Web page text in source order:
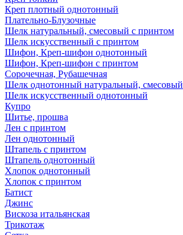
Креп плотный однотонный
Плательно-Блузочные
Шелк натуральный, смесовый с принтом
Шелк искусственный с принтом
Шифон, Креп-шифон однотонный
Шифон, Креп-шифон с принтом
Сорочечная, Рубашечная
Шелк однотонный натуральный, смесовый
Шелк искусственный однотонный
Купро
Шитье, прошва
Лен с принтом
Лен однотонный
Штапель с принтом
Штапель однотонный
Хлопок однотонный
Хлопок с принтом
Батист
Джинс
Вискоза итальянская
Трикотаж